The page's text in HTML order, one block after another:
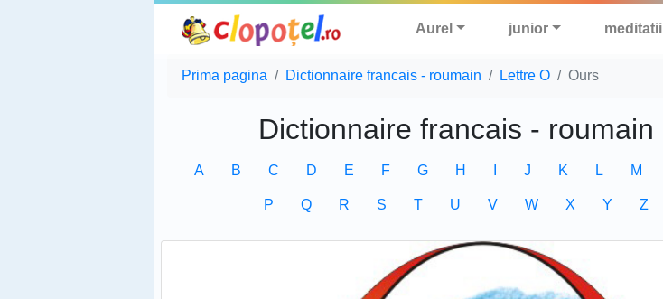
Aurel junior meditatii
Prima pagina Dictionnaire francais - roumain Lettre O Ours
Dictionnaire francais - roumain
A B C D E F G H J K L M
P Q R S T U V W X Y Z